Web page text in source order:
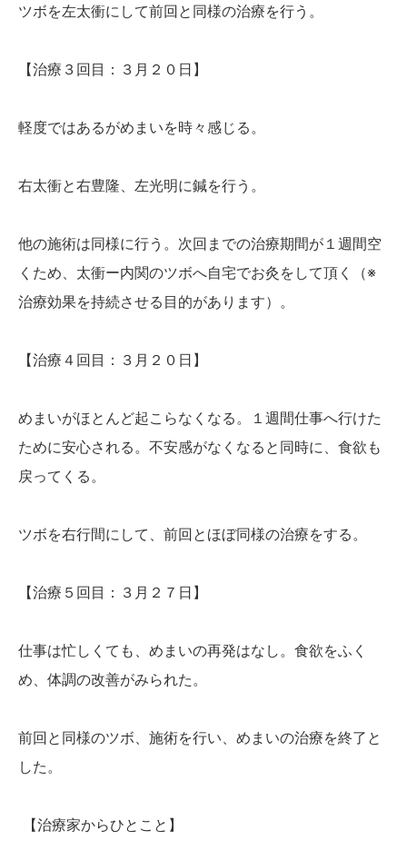
ツボを左太衝にして前回と同様の治療を行う。
【治療３回目：３月２０日】
軽度ではあるがめまいを時々感じる。
右太衝と右豊隆、左光明に鍼を行う。
他の施術は同様に行う。次回までの治療期間が１週間空
くため、太衝ー内関のツボへ自宅でお灸をして頂く（※
治療効果を持続させる目的があります）。
【治療４回目：３月２０日】
めまいがほとんど起こらなくなる。１週間仕事へ行けた
ために安心される。不安感がなくなると同時に、食欲も
戻ってくる。
ツボを右行間にして、前回とほぼ同様の治療をする。
【治療５回目：３月２７日】
仕事は忙しくても、めまいの再発はなし。食欲をふく
め、体調の改善がみられた。
前回と同様のツボ、施術を行い、めまいの治療を終了と
した。
【治療家からひとこと】